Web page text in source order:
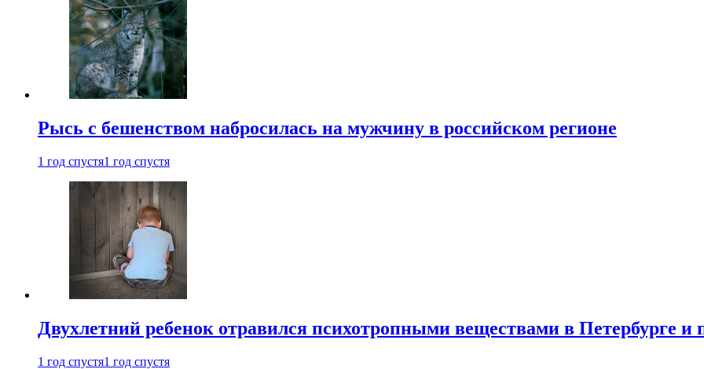
Рысь с бешенством набросилась на мужчину в российском регионе
1 год спустя1 год спустя
Двухлетний ребенок отравился психотропными веществами в Петербурге
1 год спустя1 год спустя